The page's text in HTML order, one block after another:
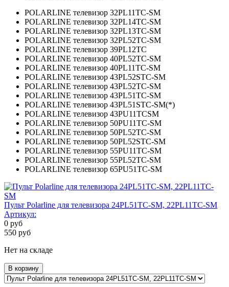
POLARLINE телевизор 32PL11TC-SM
POLARLINE телевизор 32PL14TC-SM
POLARLINE телевизор 32PL13TC-SM
POLARLINE телевизор 32PL52TC-SM
POLARLINE телевизор 39PL12TC
POLARLINE телевизор 40PL52TC-SM
POLARLINE телевизор 40PL11TC-SM
POLARLINE телевизор 43PL52STC-SM
POLARLINE телевизор 43PL52TC-SM
POLARLINE телевизор 43PL51TC-SM
POLARLINE телевизор 43PL51STC-SM(*)
POLARLINE телевизор 43PU11TCSM
POLARLINE телевизор 50PU11TC-SM
POLARLINE телевизор 50PL52TC-SM
POLARLINE телевизор 50PL52STC-SM
POLARLINE телевизор 55PU11TC-SM
POLARLINE телевизор 55PL52TC-SM
POLARLINE телевизор 65PU51TC-SM
Пульт Polarline для телевизора 24PL51TC-SM, 22PL11TC-SM
Артикул:
0 руб
550 руб
Нет на складе
В корзину